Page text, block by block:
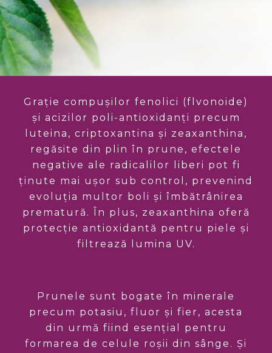
Grație compușilor fenolici (flvonoide)
și acizilor poli-antioxidanți precum
luteina, criptoxantina și zeaxanthina,
regăsite din plin în prune, efectele
negative ale radicalilor liberi pot fi
ținute mai ușor sub control, prevenind
evoluția multor boli și îmbătrânirea
prematură. În plus, zeaxanthina oferă
protecție antioxidantă pentru piele și
filtrează lumina UV.
Prunele sunt bogate în minerale
precum potasiu, fluor și fier, acesta
din urmă fiind esențial pentru
formarea de celule roșii din sânge. Și